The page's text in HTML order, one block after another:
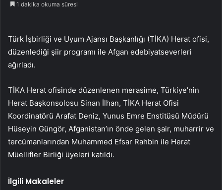
1 dakika okuma süresi
Türk İşbirliği ve Uyum Ajansı Başkanlığı (TİKA) Herat ofisi,
düzenlediği şiir programı ile Afgan edebiyatseverleri
ağırladı.
TİKA Herat ofisinde düzenlenen merasime, Türkiye’nin
Herat Başkonsolosu Sinan İlhan, TİKA Herat Ofisi
Koordinatörü Arafat Deniz, Yunus Emre Enstitüsü Müdürü
Hüseyin Güngör, Afganistan’ın önde gelen şair, muharrir ve
tercümanlarından Muhammed Efsar Rahbin ile Herat
Müellifler Birliği üyeleri katıldı.
İlgili Makaleler